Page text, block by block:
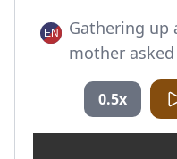
Gathering up
mother
0.5x